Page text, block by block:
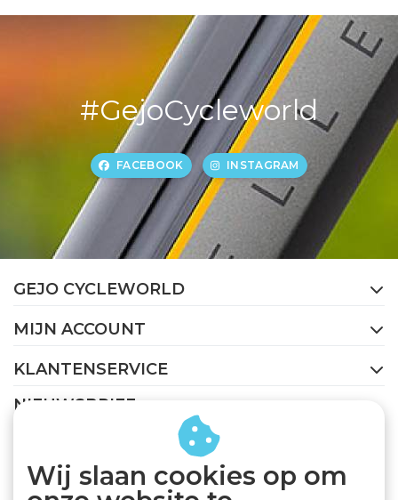
#GejoCycleworld
FACEBOOK INSTAGRAM
GEJO CYCLEWORLD
MIJN ACCOUNT
KLANTENSERVICE
NIEUWSBRIEF
Abonneer je op onze nieuwsbrief om op de hoogte te
Wij slaan cookies op om